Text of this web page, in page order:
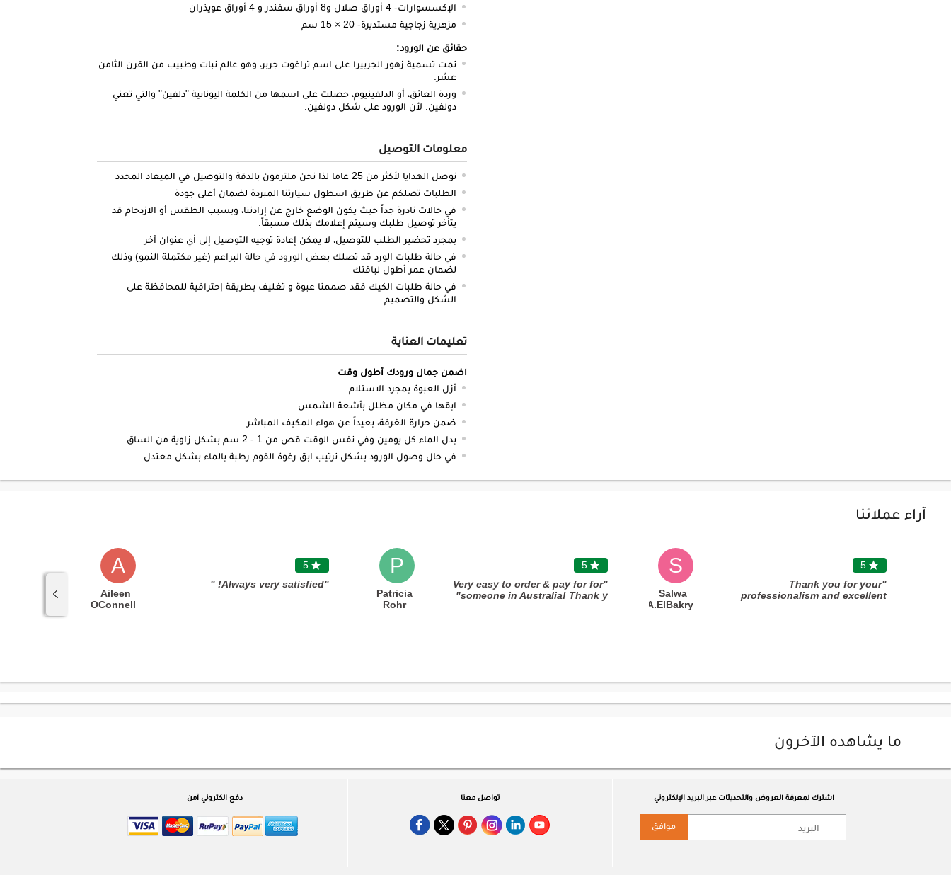
الإكسسوارات- 4 أوراق صلال و8 أوراق سفندر و 4 أوراق عويذران
مزهرية زجاجية مستديرة- 20 × 15 سم
حقائق عن الورود:
تمت تسمية زهور الجربيرا على اسم تراغوت جربر، وهو عالم نبات وطبيب من القرن الثامن
عشر.
وردة العائق، أو الدلفينيوم، حصلت على اسمها من الكلمة اليونانية "دلفين" والتي تعني
دولفين. لأن الورود على شكل دولفين.
معلومات التوصيل
نوصل الهدايا لأكثر من 25 عاما لذا نحن ملتزمون بالدقة والتوصيل في الميعاد المحدد
الطلبات تصلكم عن طريق اسطول سيارتنا المبردة لضمان أعلى جودة
في حالات نادرة جداً حيث يكون الوضع خارج عن إرادتنا، وبسبب الطقس أو الازدحام قد
يتأخر توصيل طلبك وسيتم إعلامك بذلك مسبقاً.
بمجرد تحضير الطلب للتوصيل، لا يمكن إعادة توجيه التوصيل إلى أي عنوان آخر
في حالة طلبات الورد قد تصلك بعض الورود في حالة البراعم (غير مكتملة النمو) وذلك
لضمان عمر أطول لباقتك
في حالة طلبات الكيك فقد صممنا عبوة و تغليف بطريقة إحترافية للمحافظة على
الشكل والتصميم
تعليمات العناية
اضمن جمال ورودك أطول وقت
أزل العبوة بمجرد الاستلام
ابقها في مكان مظلل بأشعة الشمس
ضمن حرارة الغرفة، بعيداً عن هواء المكيف المباشر
بدل الماء كل يومين وفي نفس الوقت قص من 1 - 2 سم بشكل زاوية من الساق
في حال وصول الورود بشكل ترتيب ابق رغوة الفوم رطبة بالماء بشكل معتدل
آراء عملائنا
S
Salwa
A.ElBakry
5
"Thank you for your
professionalism and excellent
P
Patricia
Rohr
5
"Very easy to order & pay for for
someone in Australia! Thank y"
A
Aileen
OConnell
5
"Always very satisfied! "
ما يشاهده الآخرون
اشترك لمعرفة العروض والتحديثات عبر البريد الإلكتروني
موافق
تواصل معنا دفع الكتروني آمن